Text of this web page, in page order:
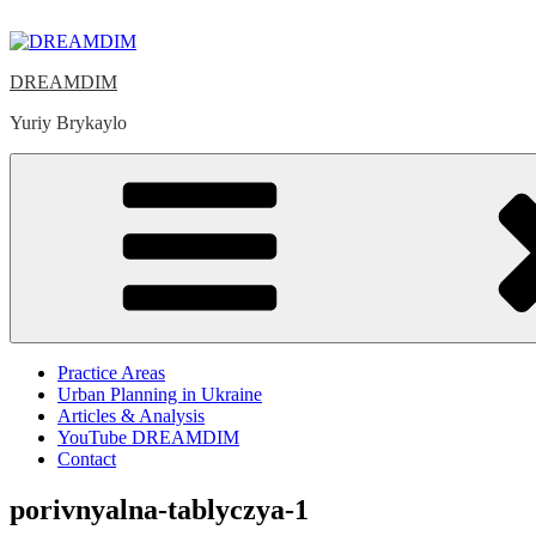
to
DREAMDIM
Yuriy Brykaylo
Practice Areas
Urban Planning in Ukraine
Articles & Analysis
YouTube DREAMDIM
Contact
porivnyalna-tablyczya-1